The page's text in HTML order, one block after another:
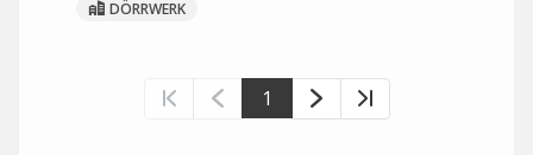
DÖRRWERK
1